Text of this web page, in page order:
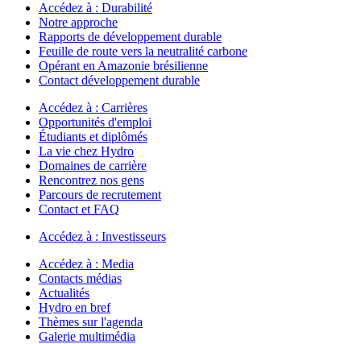
Accédez à : Durabilité
Notre approche
Rapports de développement durable
Feuille de route vers la neutralité carbone
Opérant en Amazonie brésilienne
Contact développement durable
Accédez à : Carrières
Opportunités d'emploi
Étudiants et diplômés
La vie chez Hydro
Domaines de carrière
Rencontrez nos gens
Parcours de recrutement
Contact et FAQ
Accédez à : Investisseurs
Accédez à : Media
Contacts médias
Actualités
Hydro en bref
Thèmes sur l'agenda
Galerie multimédia